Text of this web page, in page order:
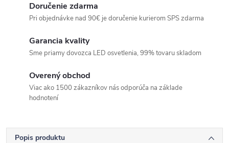
Doručenie zdarma
Pri objednávke nad 90€ je doručenie kurierom SPS zdarma
Garancia kvality
Sme priamy dovozca LED osvetlenia, 99% tovaru skladom
Overený obchod
Viac ako 1500 zákazníkov nás odporúča na základe
hodnotení
Popis produktu